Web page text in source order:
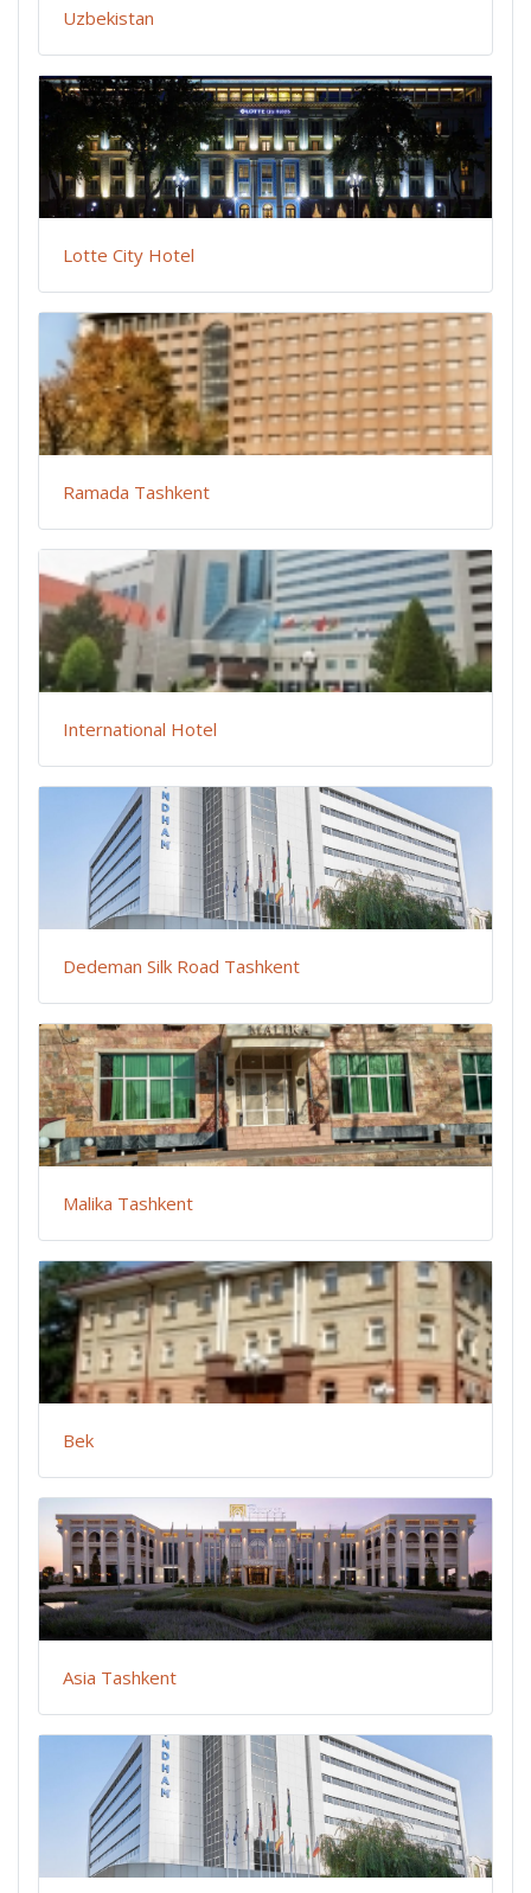
Uzbekistan
Lotte City Hotel
Ramada Tashkent
International Hotel
Dedeman Silk Road Tashkent
Malika Tashkent
Bek
Asia Tashkent